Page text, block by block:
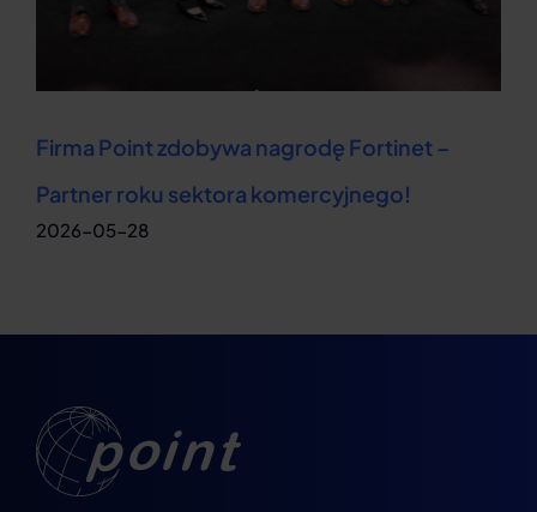
Firma Point zdobywa nagrodę Fortinet –
Partner roku sektora komercyjnego!